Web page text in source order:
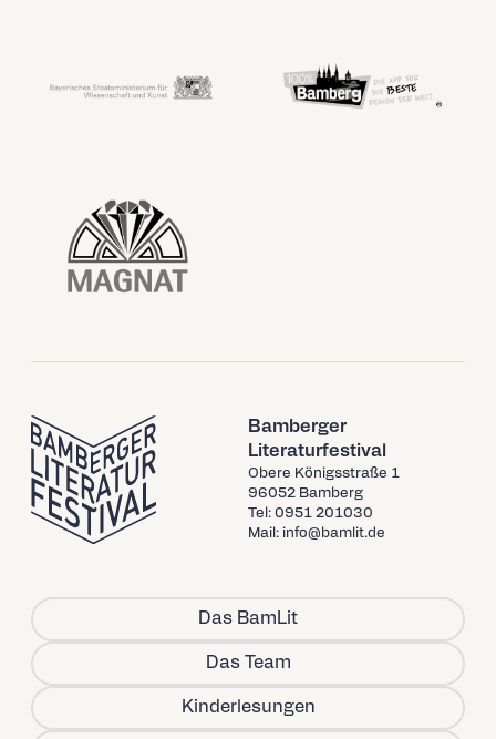
Bamberger
Literaturfestival
Obere Königsstraße 1
96052 Bamberg
Tel: 0951 201030
Mail: info@bamlit.de
Das BamLit
Das Team
Kinderlesungen